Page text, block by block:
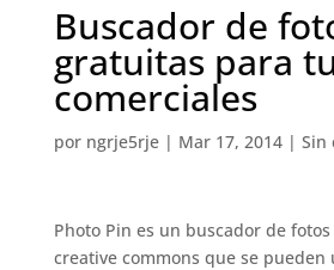
Buscador de
gratuitas para
comerciales
por ngrje5rje| Mar 17, 2014| Sin
Photo Pin es un buscador de
creative commons que se pueden